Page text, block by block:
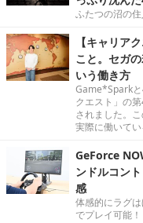
ふたつの沼の住
【キャリア
こと。セガ
いう働き方
Game*Spark
クエスト」の
されました。
実際に働いて
GeForce
ンドルコン
感
体感的にラグ
でプレイ可能！